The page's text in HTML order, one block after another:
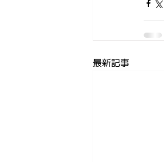
最新記事